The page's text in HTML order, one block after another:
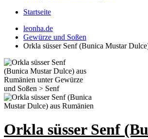
Startseite
leonha.de
Gewürze und Soßen
Orkla süsser Senf (Bunica Mustar
Orkla süsser Senf